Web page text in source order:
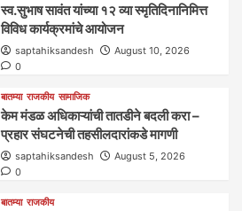
स्व.सुभाष सावंत यांच्या १२ व्या स्मृतिदिनानिमित्त
विविध कार्यक्रमांचे आयोजन
saptahiksandesh
August 10, 2026
0
बातम्या राजकीय सामाजिक
केम मंडळ अधिकाऱ्यांची तातडीने बदली करा –
प्रहार संघटनेची तहसीलदारांकडे मागणी
saptahiksandesh
August 5, 2026
0
बातम्या राजकीय